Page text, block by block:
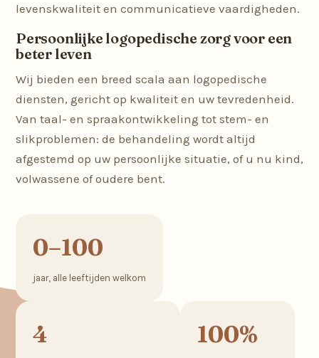
levenskwaliteit en communicatieve vaardigheden.
Persoonlijke logopedische zorg voor een
beter leven
Wij bieden een breed scala aan logopedische
diensten, gericht op kwaliteit en uw tevredenheid.
Van taal- en spraakontwikkeling tot stem- en
slikproblemen: de behandeling wordt altijd
afgestemd op uw persoonlijke situatie, of u nu kind,
volwassene of oudere bent.
0–100
jaar, alle leeftijden welkom
4 100%